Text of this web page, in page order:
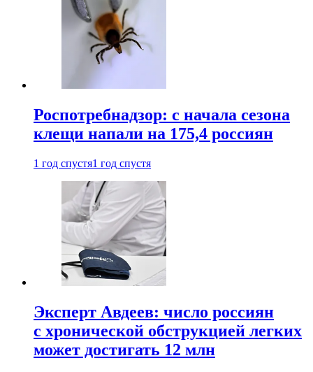
Роспотребнадзор: с начала сезона
клещи напали на 175,4 россиян
1 год спустя1 год спустя
Эксперт Авдеев: число россиян
с хронической обструкцией легких
может достигать 12 млн